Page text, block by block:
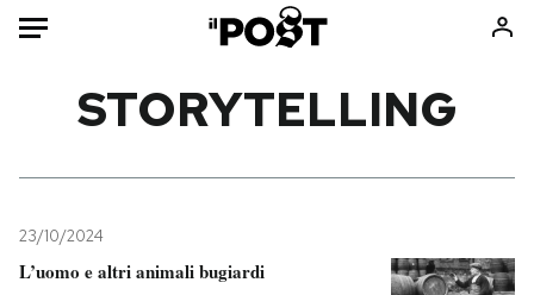
Mondo
Politica
Consumismi
STORYTELLING
23/10/2024
L’uomo e altri animali bugiardi